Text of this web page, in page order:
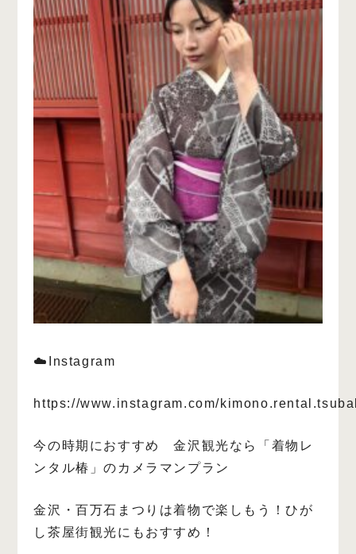
☁️Instagram
https://www.instagram.com/
今の時期におすすめ 金沢観光なら「着物レ
ンタル椿」のカメラマンプラン
金沢・百万石まつりは着物で楽しもう！ひが
し茶屋街観光にもおすすめ！